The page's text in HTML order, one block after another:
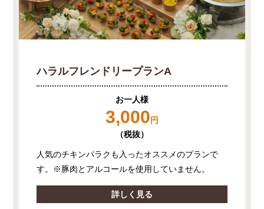
ハラルフレンドリープランA
お一人様
3,000円
（税抜）
人気のチキンパラクも入ったオススメのプランで
す。※豚肉とアルコールを使用していません。
詳しく見る